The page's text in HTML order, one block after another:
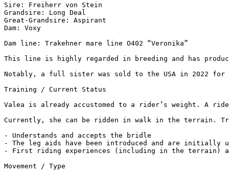
Sire: Freiherr von Stein
Grandsire: Long Deal
Great-Grandsire: Aspirant
Dam: Voxy
Dam line: Trakehner mare line O402 “Veronika”
This line is highly regarded in breeding and has
Notably, a full sister was sold to the USA in 2022
Training / Current Status
Valea is already accustomed to a rider’s weight. A
Currently, she can be ridden in walk in the terrain.
- Understands and accepts the bridle
- The leg aids have been introduced and are initially
- First riding experiences (including in the terrain)
Movement / Type